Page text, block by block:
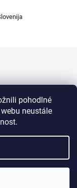
pohodlné
neustále
a bez obav. Díky
přenášejí v
746 01